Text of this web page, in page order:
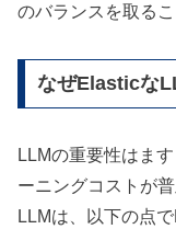
のバランスを取るこ
なぜElasticな
LLMの重要性はま
ーニングコストが
LLMは、以下の点